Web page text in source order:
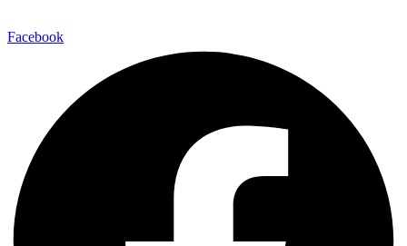
Facebook